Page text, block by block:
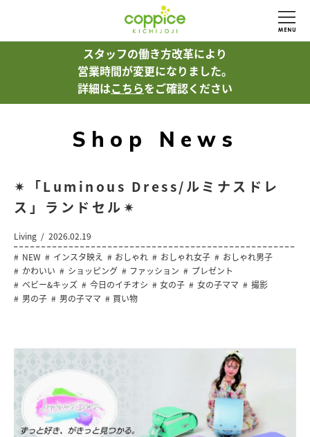
スタッフの働き方改革により
営業時間が変更になりました。
詳細はこちらをご確認ください
Shop News
✴︎「Luminous Dress/ルミナスドレ
ス」ランドセル✴︎
Living
2026.02.19
NEW
インスタ映え おしゃれ おしゃれ女子
おしゃれ男子
かわいい
ショッピング ファッション
プレゼント
ベビー&キッズ
今日のイチオシ 女の子 女の子ママ
撮影
男の子
男の子ママ 買い物